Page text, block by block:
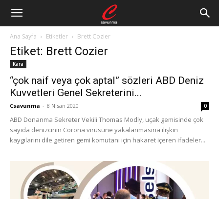
Ana Sayfa Etiketler Brett Cozier
Etiket: Brett Cozier
Kara
“çok naif veya çok aptal” sözleri ABD Deniz
Kuvvetleri Genel Sekreterini...
Csavunma - 8 Nisan 2020 0
ABD Donanma Sekreter Vekili Thomas Modly, uçak gemisinde çok
sayıda denizcinin Corona virüsüne yakalanmasına ilişkin
kaygılarını dile getiren gemi komutanı için hakaret içeren ifadeler...